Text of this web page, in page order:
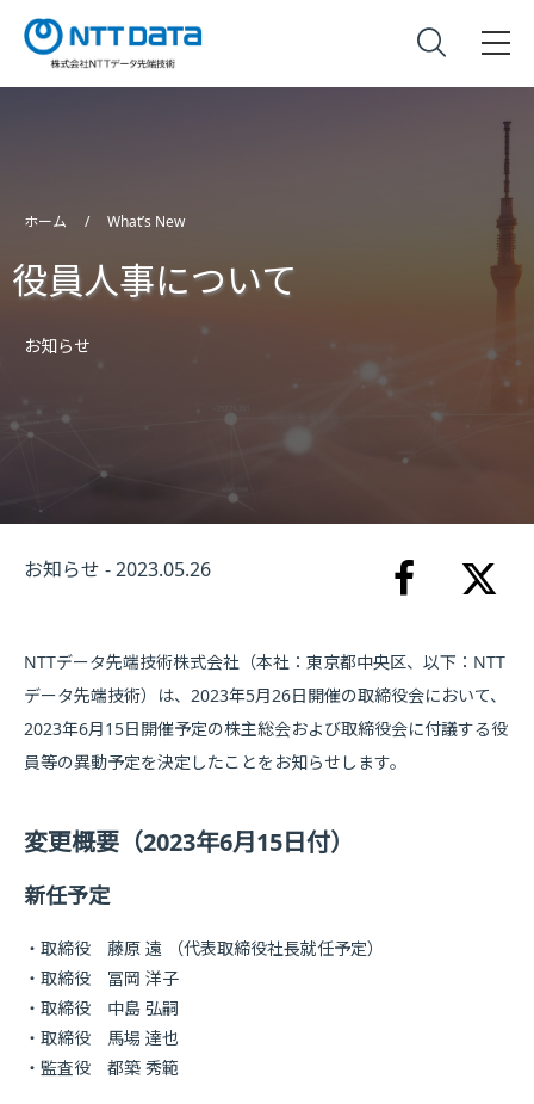
ホーム What’s New
役員人事について
お知らせ
お知らせ - 2023.05.26
NTTデータ先端技術株式会社（本社：東京都中央区、以下：NTT
データ先端技術）は、2023年5月26日開催の取締役会において、
2023年6月15日開催予定の株主総会および取締役会に付議する役
員等の異動予定を決定したことをお知らせします。
変更概要（2023年6月15日付）
新任予定
取締役 藤原 遠 （代表取締役社長就任予定）
取締役 冨岡 洋子
取締役 中島 弘嗣
取締役 馬場 達也
監査役 都築 秀範